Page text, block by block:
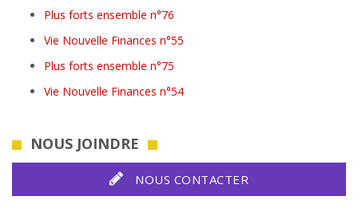
Plus forts ensemble n°76
Vie Nouvelle Finances n°55
Plus forts ensemble n°75
Vie Nouvelle Finances n°54
NOUS JOINDRE
NOUS CONTACTER